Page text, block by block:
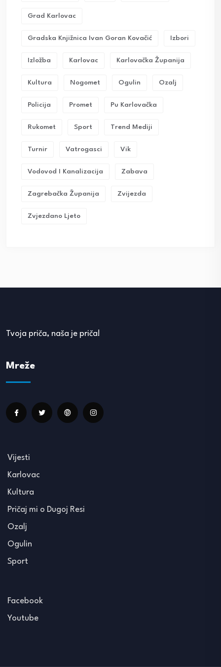
Grad Karlovac
Gradska Knjižnica Ivan Goran Kovačić Izbori
Izložba Karlovac Karlovačka Županija
Kultura Nogomet Ogulin Ozalj
Policija Promet Pu Karlovačka
Rukomet Sport Trend Mediji
Turnir Vatrogasci Vik
Vodovod I Kanalizacija Zabava
Zagrebačka Županija Zvijezda
Zvjezdano Ljeto
Tvoja priča, naša je priča!
Mreže
Vijesti
Karlovac
Kultura
Pričaj mi o Dugoj Resi
Ozalj
Ogulin
Sport
Facebook
Youtube